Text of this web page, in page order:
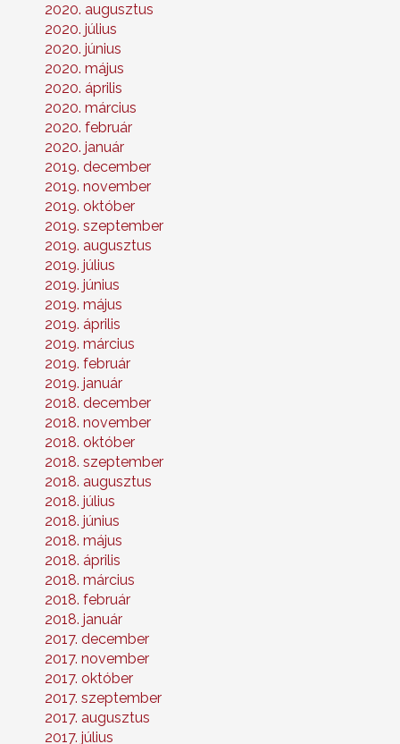
2020. augusztus
2020. július
2020. június
2020. május
2020. április
2020. március
2020. február
2020. január
2019. december
2019. november
2019. október
2019. szeptember
2019. augusztus
2019. július
2019. június
2019. május
2019. április
2019. március
2019. február
2019. január
2018. december
2018. november
2018. október
2018. szeptember
2018. augusztus
2018. július
2018. június
2018. május
2018. április
2018. március
2018. február
2018. január
2017. december
2017. november
2017. október
2017. szeptember
2017. augusztus
2017. július